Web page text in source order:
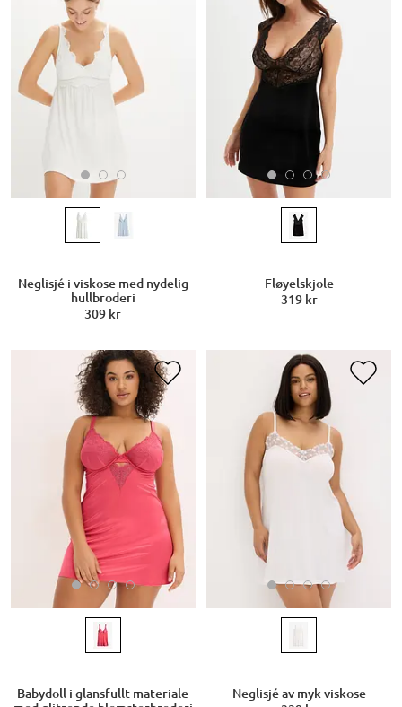
Neglisjé i viskose med nydelig
hullbroderi
309 kr
Fløyelskjole
319 kr
Babydoll i glansfullt materiale
Neglisjé av myk viskose